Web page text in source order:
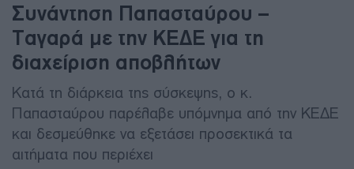
Συνάντηση Παπασταύρου –
Ταγαρά με την ΚΕΔΕ για τη
διαχείριση αποβλήτων
Κατά τη διάρκεια της σύσκεψης, ο κ.
Παπασταύρου παρέλαβε υπόμνημα από την ΚΕΔΕ
και δεσμεύθηκε να εξετάσει προσεκτικά τα
αιτήματα που περιέχει